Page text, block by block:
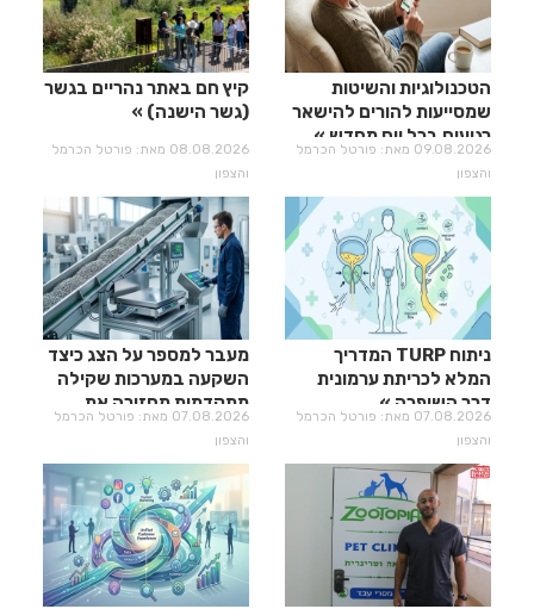
הטכנולוגיות והשיטות
שמסייעות להורים להישאר
רגועים בכל יום מחדש
09.08.2026 מאת: פורטל הכרמל
והצפון
קיץ חם באתר נהריים בגשר
(גשר הישנה)
08.08.2026 מאת: פורטל הכרמל
והצפון
ניתוח TURP המדריך
המלא לכריתת ערמונית
דרך השופכה
07.08.2026 מאת: פורטל הכרמל
והצפון
מעבר למספר על הצג כיצד
השקעה במערכות שקילה
מתקדמות מחזירה את
עצמה?
07.08.2026 מאת: פורטל הכרמל
והצפון